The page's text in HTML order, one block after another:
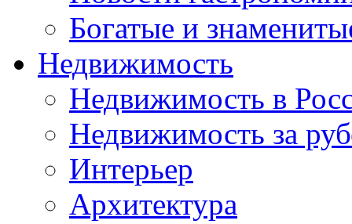
Богатые и
Недвижимость
Недвижимость в
Недвижимость за
Интерьер
Архитектура